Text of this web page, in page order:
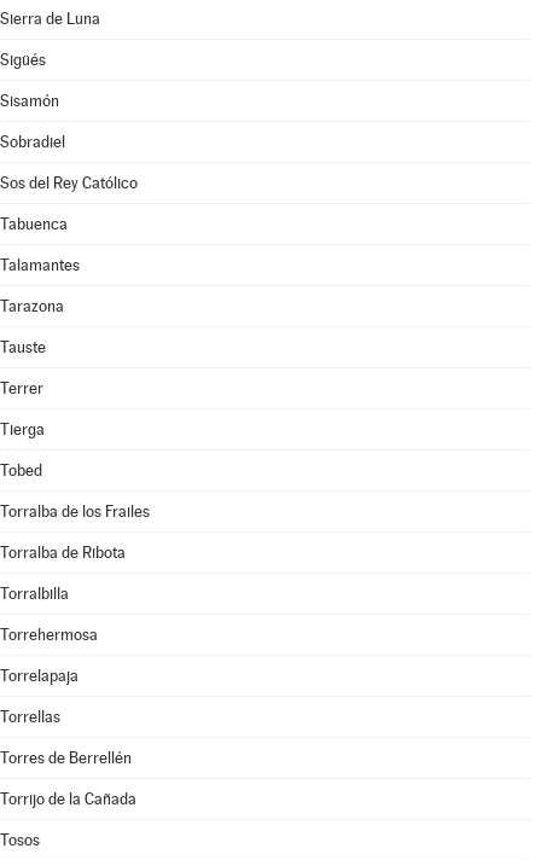
Sierra de Luna
Sigüés
Sisamón
Sobradiel
Sos del Rey Católico
Tabuenca
Talamantes
Tarazona
Tauste
Terrer
Tierga
Tobed
Torralba de los Frailes
Torralba de Ribota
Torralbilla
Torrehermosa
Torrelapaja
Torrellas
Torres de Berrellén
Torrijo de la Cañada
Tosos